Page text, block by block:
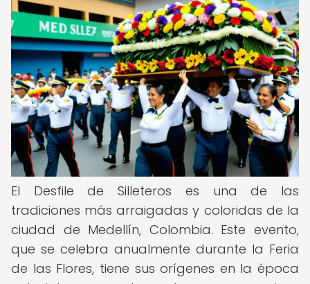
El Desfile de Silleteros es una de las
tradiciones más arraigadas y coloridas de la
ciudad de Medellín, Colombia. Este evento,
que se celebra anualmente durante la Feria
de las Flores, tiene sus orígenes en la época